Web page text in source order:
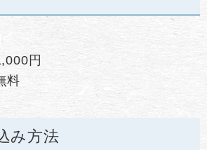
円
料
み方法